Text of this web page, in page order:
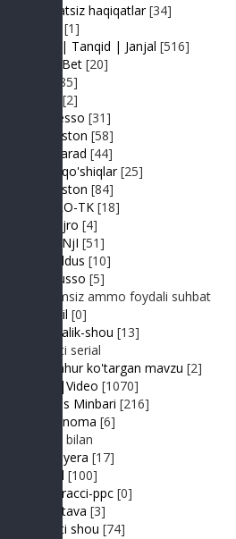
Adolatsiz haqiqatlar [34]
[1]
Baxs| Tanqid | Janjal [516]
BeshBet [20]
[85]
[2]
Expresso [31]
FIKRiston [58]
Hit-Parad [44]
Ijara qo'shiqlar [25]
IJODiston [84]
IMPRO-TK [18]
Jonli ijro [4]
JuMaNjI [51]
JurYuldus [10]
Kaktusso [5]
Yoqimsiz ammo foydali suhbat
Kongil [0]
Kundalik-shou [13]
Realiti serial
Mashhur ko'targan mavzu [2]
MP3|Video [1070]
Muhlis Minbari [216]
Ovoznoma [6]
Luiza bilan
Premyera [17]
Prikol [100]
Paparacci-ppc [0]
Podstava [3]
Realiti shou [74]